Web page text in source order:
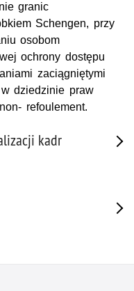
granic
Schengen, przy
osobom
ochrony dostępu
zaciągniętymi
dziedzinie praw
refoulement.
kadr